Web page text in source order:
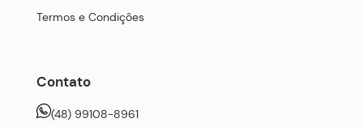
Termos e Condições
Contato
(48) 99108-8961